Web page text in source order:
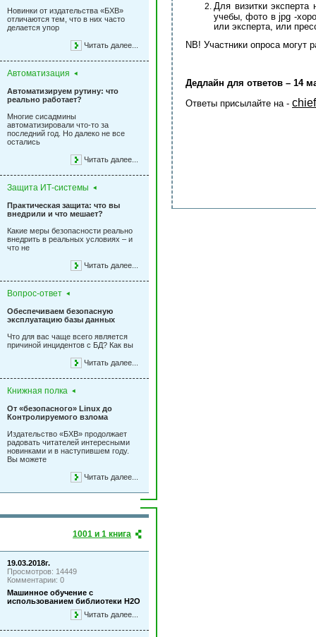
Новинки от издательства «БХВ»
отличаются тем, что в них часто
делается упор
Читать далее...
Автоматизация
Автоматизируем рутину: что
реально работает?
Многие сисадмины
автоматизировали что-то за
последний год. Но далеко не все
остались
Читать далее...
Защита ИТ-системы
Практическая защита: что вы
внедрили и что мешает?
Какие меры безопасности реально
внедрить в реальных условиях – и
что не
Читать далее...
Вопрос-ответ
Обеспечиваем безопасную
эксплуатацию базы данных
Что для вас чаще всего является
причиной инцидентов с БД? Как вы
Читать далее...
Книжная полка
От «безопасного» Linux до
Контролируемого взлома
Издательство «БХВ» продолжает
радовать читателей интересными
новинками и в наступившем году.
Вы можете
Читать далее...
1001 и 1 книга
19.03.2018г.
Просмотров: 14449
Комментарии: 0
Машинное обучение с
использованием библиотеки Н2О
Читать далее...
Для визитки
учебы, фото в jpg -
или эксперта, или
NB! Участники опроса могут
Дедлайн для ответов – 14
Ответы присылайте на -